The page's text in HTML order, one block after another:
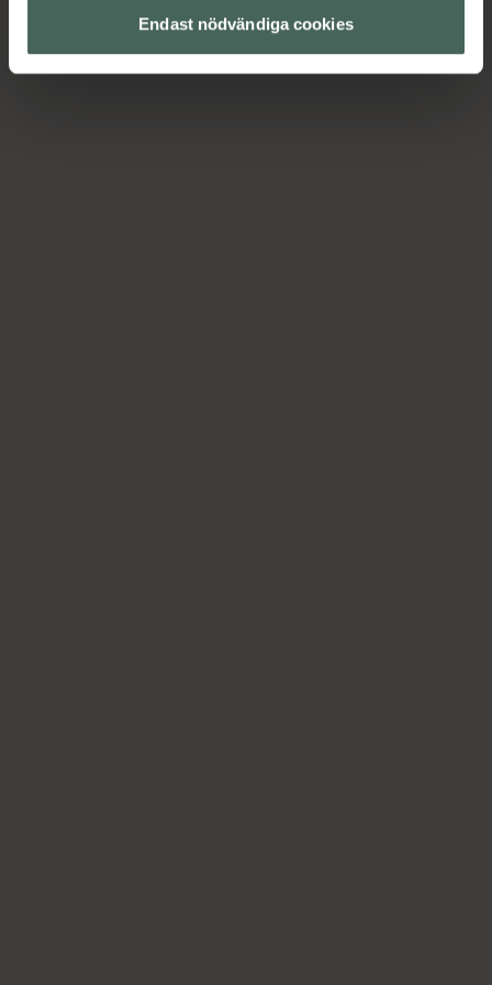
Endast nödvändiga cookies